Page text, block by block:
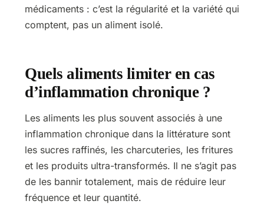
médicaments : c’est la régularité et la variété qui
comptent, pas un aliment isolé.
Quels aliments limiter en cas
d’inflammation chronique ?
Les aliments les plus souvent associés à une
inflammation chronique dans la littérature sont
les sucres raffinés, les charcuteries, les fritures
et les produits ultra-transformés. Il ne s’agit pas
de les bannir totalement, mais de réduire leur
fréquence et leur quantité.